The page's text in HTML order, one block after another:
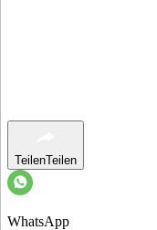
TeilenTeilen
WhatsApp